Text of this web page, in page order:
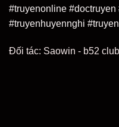
#truyenonline
#truyenhuyennghi
Đối tác: Saowin - b52 club